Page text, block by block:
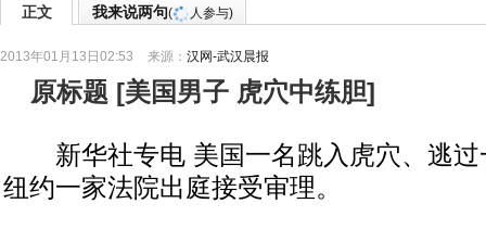
正文 我来说两句( 人参与)
2013年01月13日02:53 来源： 汉网-武汉晨报
原标题 [美国男子 虎穴中练胆]
新华社专电 美国一名跳入虎穴、逃过
纽约一家法院出庭接受审理。